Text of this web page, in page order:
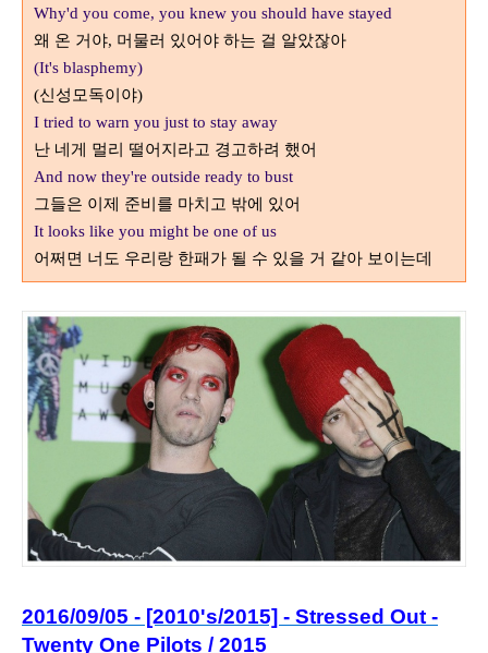
Why'd you come, you knew you should have stayed
왜 온 거야, 머물러 있어야 하는 걸 알았잖아
(It's blasphemy)
(신성모독이야)
I tried to warn you just to stay away
난 네게 멀리 떨어지라고 경고하려 했어
And now they're outside ready to bust
그들은 이제 준비를 마치고 밖에 있어
It looks like you might be one of us
어쩌면 너도 우리랑 한패가 될 수 있을 거 같아 보이는데
2016/09/05 - [2010's/2015] - Stressed Out -
Twenty One Pilots / 2015